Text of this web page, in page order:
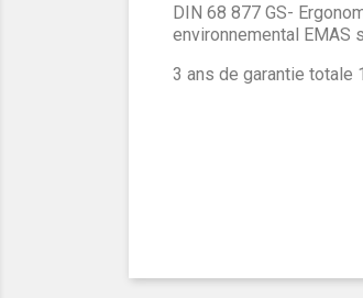
DIN 68 877 GS-
environnemental EMAS
3 ans de garantie totale